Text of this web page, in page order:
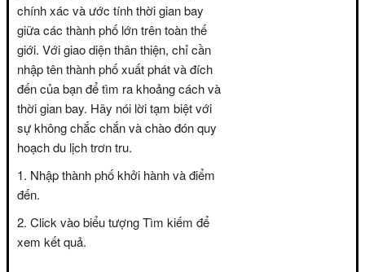
chính xác và ước tính thời gian bay
giữa các thành phố lớn trên toàn thế
giới. Với giao diện thân thiện, chỉ cần
nhập tên thành phố xuất phát và đích
đến của bạn để tìm ra khoảng cách và
thời gian bay. Hãy nói lời tạm biệt với
sự không chắc chắn và chào đón quy
hoạch du lịch trơn tru.
Nhập thành phố khởi hành và điểm
đến.
Click vào biểu tượng Tìm kiếm để
xem kết quả.